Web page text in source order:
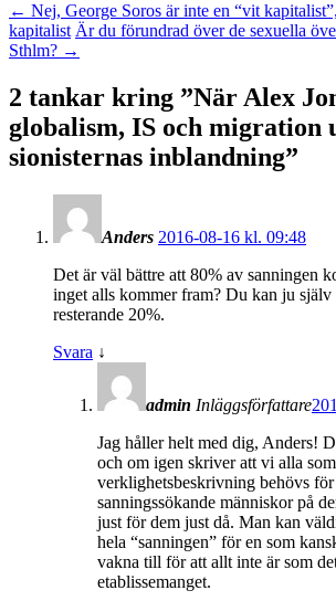
← Nej, George Soros är inte en “vit
kapitalist Är du förundrad över de sexuella
Sthlm? →
2 tankar kring ”När Alex
globalism, IS och migration
sionisternas inblandning”
Anders 2016-08-16 kl. 09:48
Det är väl bättre att 80% av sanningen
inget alls kommer fram? Du kan ju
resterande 20%.
Svara ↓
admin Inläggsförfattare
Jag håller helt med dig, Anders!
och om igen skriver att vi alla
verklighetsbeskrivning behövs för
sanningssökande människor på
just för dem just då. Man kan
hela “sanningen” för en som
vakna till för att allt inte är som
etablissemanget.